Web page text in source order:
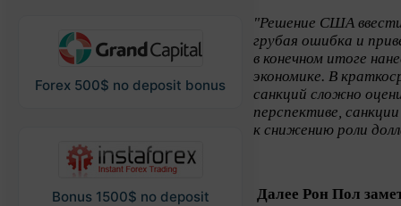
Forex 500$ no deposit bonus
Bonus 1500$ no deposit
"Решение США
грубая ошибка и
в конечном итоге
экономике. В
санкций сложно
перспективе,
к снижению роли
Далее Рон Пол